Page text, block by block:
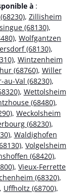
à :
, Zillisheim
(68130),
, Wolfgantzen
(68130),
, Wintzenheim
(68760), Willer
au-Val (68230),
, Wettolsheim
(68480),
, Weckolsheim
(68230),
, Waldighofen
, Volgelsheim
(68420),
, Vieux-Ferrette
(68320),
, Uffholtz (68700),